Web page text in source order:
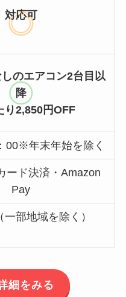
対応可
のエアコン2台目以
降
り2,850円OFF
00※年末年始を除く
ード決済・Amazon
Pay
部地域を除く）
細をみる